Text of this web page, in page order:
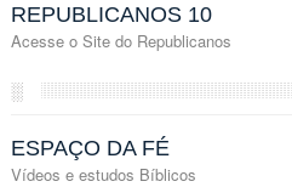
REPUBLICANOS 10
Acesse o Site do Republicanos
░
ESPAÇO DA FÉ
Vídeos e estudos Bíblicos